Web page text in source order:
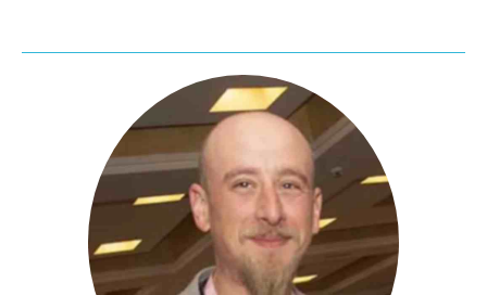
Medio Ambiente
Planeta Rural
Especiales
Política
Galerías